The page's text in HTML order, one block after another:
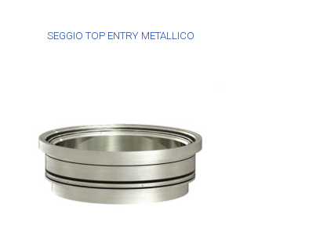
SEGGIO TOP ENTRY METALLICO